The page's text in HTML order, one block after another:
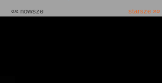
«« nowsze starsze »»